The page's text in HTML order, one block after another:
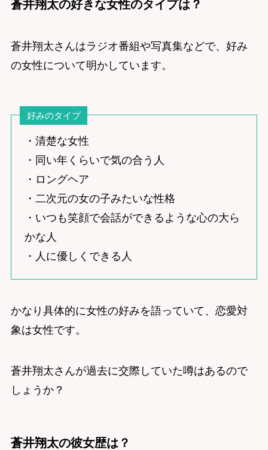
蒼井翔太の好きな女性のタイプは？
蒼井翔太さんはラジオ番組や写真集などで、好み
の女性について明かしています。
好みのタイプ
・清楚な女性
・同い年くらいで気の合う人
・ロングヘア
・二次元の女の子みたいな性格
・いつも笑顔で会話ができるような心の大ら
かな人
・人に優しくできる人
かなり具体的に女性の好みを語っていて、恋愛対
象は女性です。
蒼井翔太さんが過去に交際していた噂はあるので
しょうか？
蒼井翔太の彼女歴は？